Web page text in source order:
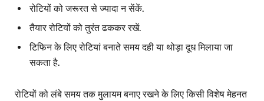
रोटियों को जरूरत से ज्यादा न सेंकें.
तैयार रोटियों को तुरंत ढककर रखें.
टिफिन के लिए रोटियां बनाते समय दही या थोड़ा दूध मिलाया जा
सकता है.
रोटियों को लंबे समय तक मुलायम बनाए रखने के लिए किसी विशेष मेहनत